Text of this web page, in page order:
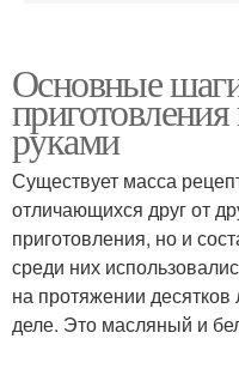
Заварной крем
Клубничный крем
Крем в домашних
Основные
руками
Существует масса
отличающихся друг от
приготовления, но и
среди них
на протяжении десятков
деле. Это масляный и